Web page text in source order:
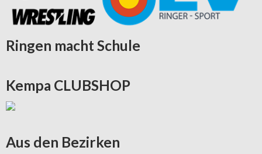
Ringen macht Schule
Kempa CLUBSHOP
Aus den Bezirken